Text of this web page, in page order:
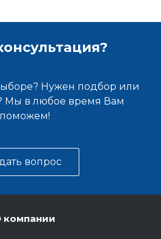
Нужен подбор или
Мы в любое время Вам
поможем!
вопрос
компании